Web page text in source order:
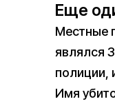
Еще
Местные
являлся
полиции,
Имя